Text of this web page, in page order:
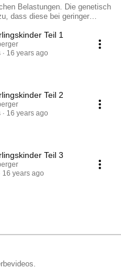
Belastungen. Die genetisch
dass diese bei geringer
ist die Ursache dafür.
Schleimhäuten, im
am Körper vor.
Teil 1
16 years ago
Teil 2
16 years ago
Teil 3
16 years ago